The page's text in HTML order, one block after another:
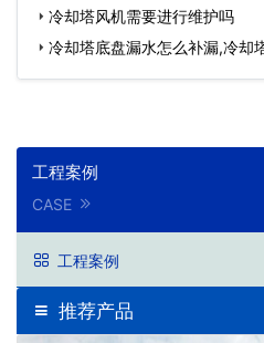
冷却塔风机需要进行维护吗
冷却塔底盘漏水怎么补漏,冷却
工程案例
CASE
工程案例
推荐产品